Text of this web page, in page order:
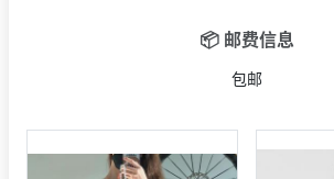
📦 邮费信息
包邮